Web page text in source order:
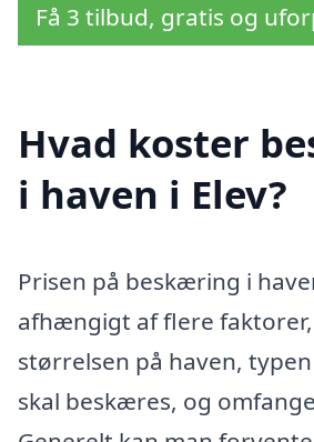
Få 3 tilbud, gratis og
Hvad koster
i haven i Elev?
Prisen på beskæring i
afhængigt af flere
størrelsen på haven,
skal beskæres, og